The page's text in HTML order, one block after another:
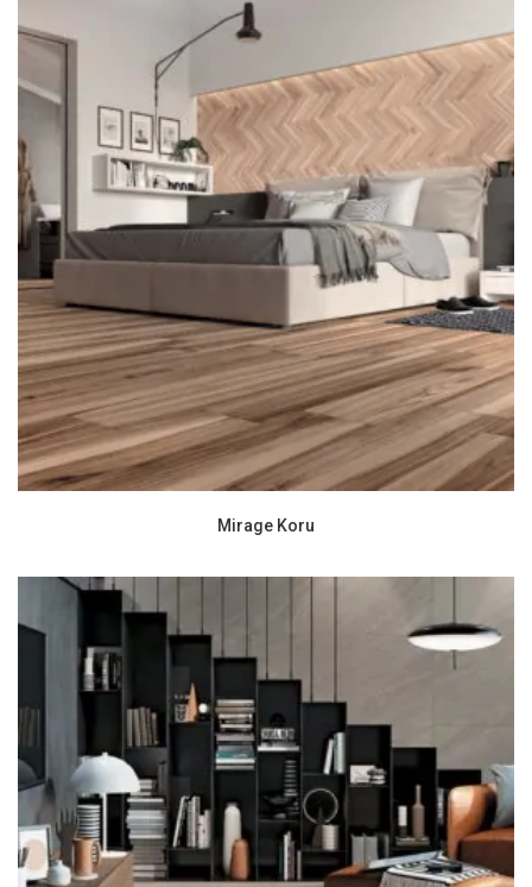
Mirage Koru